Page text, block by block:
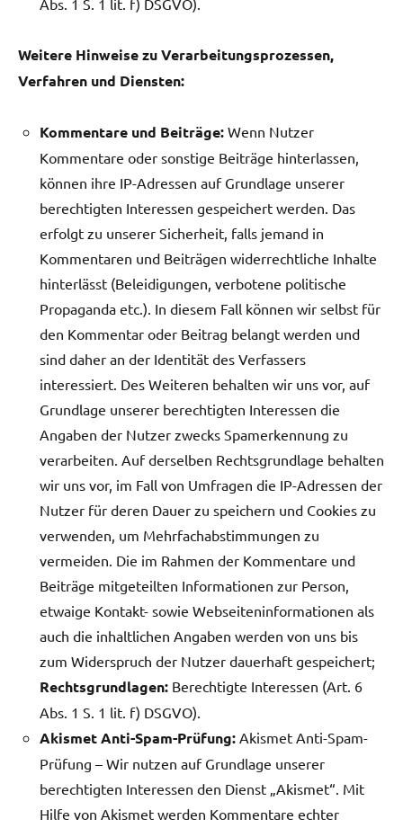
Weitere Hinweise zu Verarbeitungsprozessen,
Verfahren und Diensten:
Kommentare und Beiträge: Wenn Nutzer
Kommentare oder sonstige Beiträge hinterlassen,
können ihre IP-Adressen auf Grundlage unserer
berechtigten Interessen gespeichert werden. Das
erfolgt zu unserer Sicherheit, falls jemand in
Kommentaren und Beiträgen widerrechtliche Inhalte
hinterlässt (Beleidigungen, verbotene politische
Propaganda etc.). In diesem Fall können wir selbst für
den Kommentar oder Beitrag belangt werden und
sind daher an der Identität des Verfassers
interessiert. Des Weiteren behalten wir uns vor, auf
Grundlage unserer berechtigten Interessen die
Angaben der Nutzer zwecks Spamerkennung zu
verarbeiten. Auf derselben Rechtsgrundlage behalten
wir uns vor, im Fall von Umfragen die IP-Adressen der
Nutzer für deren Dauer zu speichern und Cookies zu
verwenden, um Mehrfachabstimmungen zu
vermeiden. Die im Rahmen der Kommentare und
Beiträge mitgeteilten Informationen zur Person,
etwaige Kontakt- sowie Webseiteninformationen als
auch die inhaltlichen Angaben werden von uns bis
zum Widerspruch der Nutzer dauerhaft gespeichert;
Rechtsgrundlagen: Berechtigte Interessen (Art. 6
Abs. 1 S. 1 lit. f) DSGVO).
Akismet Anti-Spam-Prüfung: Akismet Anti-Spam-
Prüfung – Wir nutzen auf Grundlage unserer
berechtigten Interessen den Dienst „Akismet“. Mit
Hilfe von Akismet werden Kommentare echter